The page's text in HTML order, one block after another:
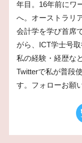
年目。16年前にワ
へ。オーストラリ
会計学を学び首席
がら、ICT学士号
私の経験・経歴な
Twitterで私が普段
す。フォローお願